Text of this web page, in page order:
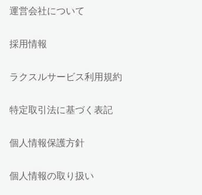
運営会社について
採用情報
ラクスルサービス利用規約
特定取引法に基づく表記
個人情報保護方針
個人情報の取り扱い